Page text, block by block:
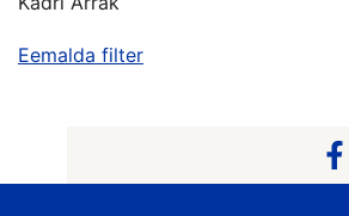
Eemalda filter